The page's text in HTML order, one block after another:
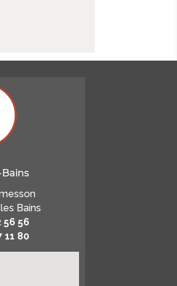
Bains
56 56
11 80